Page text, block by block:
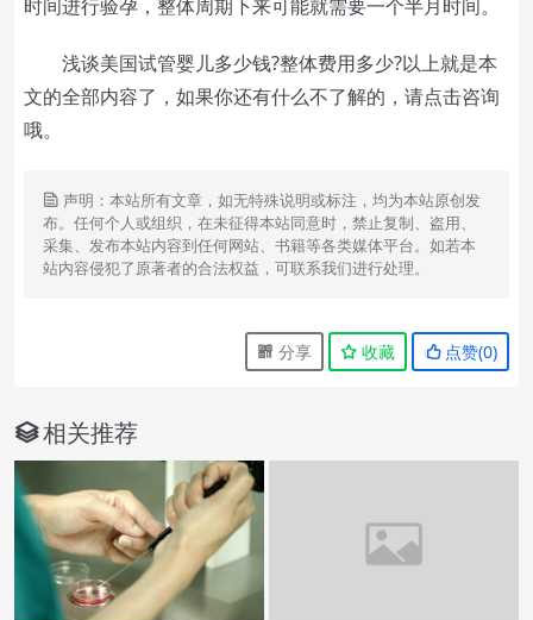
时间进行验孕，整体周期下来可能就需要一个半月时间。
浅谈美国试管婴儿多少钱?整体费用多少?以上就是本
文的全部内容了，如果你还有什么不了解的，请点击咨询
哦。
声明：本站所有文章，如无特殊说明或标注，均为本站原创发
布。任何个人或组织，在未征得本站同意时，禁止复制、盗用、
采集、发布本站内容到任何网站、书籍等各类媒体平台。如若本
站内容侵犯了原著者的合法权益，可联系我们进行处理。
分享 收藏 点赞(0)
相关推荐